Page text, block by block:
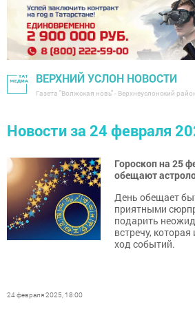
ВЕРХНИЙ УСЛОН НОВОСТИ
Газета "Волжская новь" - Верхнеуслонский
Новости за 24 февраля
Гороскоп на 25
обещают
День обещает
приятными
подарить
встречу,
ход событий.
24 февраля 2025, 18:00